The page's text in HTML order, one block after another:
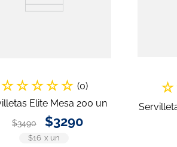
☆☆☆☆☆ (0)
Elite Mesa 200 un
$3490 $3290
$16 x un
☆